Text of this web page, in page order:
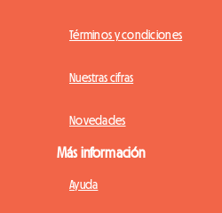
Términos y condiciones
Nuestras cifras
Novedades
Más información
Ayuda